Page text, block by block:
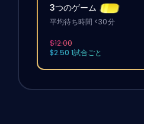
3つのゲーム
平均待ち時間 <30分
$12.00
$2.50 1試合ごと